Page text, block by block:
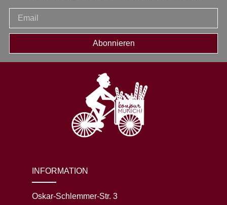
Abonnieren
INFORMATION
Oskar-Schlemmer-Str. 3